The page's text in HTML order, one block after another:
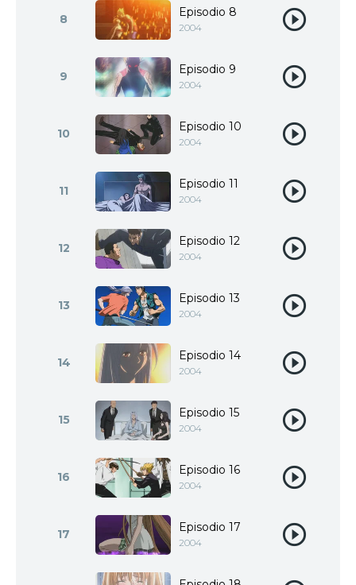
8 Episodio 8
2004
9 Episodio 9
2004
10 Episodio 10
2004
11 Episodio 11
2004
12 Episodio 12
2004
13 Episodio 13
2004
14 Episodio 14
2004
15 Episodio 15
2004
16 Episodio 16
2004
17 Episodio 17
2004